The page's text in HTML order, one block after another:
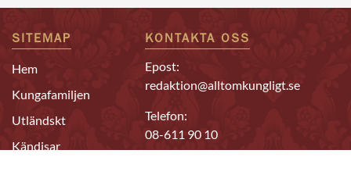
SITEMAP
Hem
Kungafamiljen
Utländskt
Kändisar
KONTAKTA OSS
Epost:
redaktion@alltomkungligt.se
Telefon:
08-611 90 10